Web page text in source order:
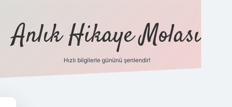
Anlık Hikaye Molası
Hızlı bilgilerle gününü şenlendir!